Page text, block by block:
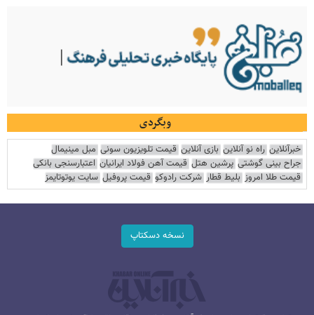
وبگردی
خبرآنلاین راه نو آنلاین بازی آنلاین قیمت تلویزیون سونی مبل مینیمال
جراح بینی گوشتی پرشین هتل قیمت آهن فولاد ایرانیان اعتبارسنجی بانکی
قیمت طلا امروز بلیط قطار شرکت رادوکو قیمت پروفیل سایت یوتوتایمز
نسخه دسکتاپ